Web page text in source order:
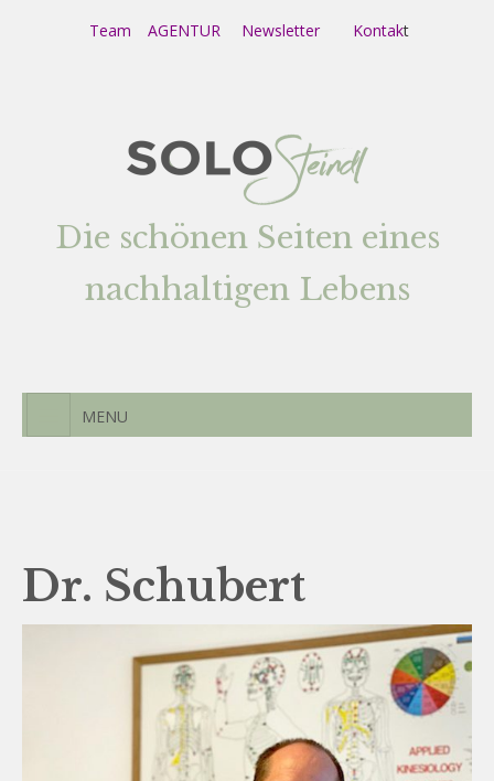
Team AGENTUR Newsletter Kontakt
Die schönen Seiten eines
nachhaltigen Lebens
MENU
Dr. Schubert